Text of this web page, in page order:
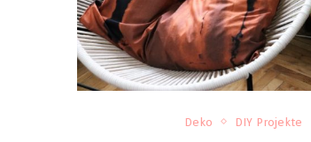
Deko DIY Projekte